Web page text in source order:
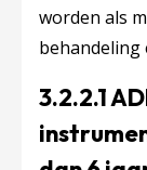
worden als
behandeling
3.2.2.1